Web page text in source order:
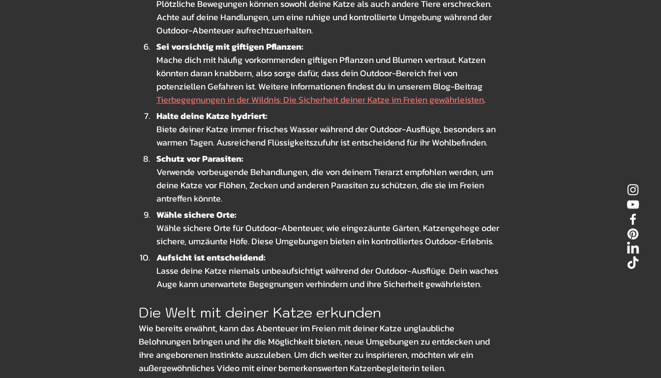
Plötzliche Bewegungen können sowohl deine Katze als auch andere Tiere erschrecken.
Achte auf deine Handlungen, um eine ruhige und kontrollierte Umgebung während der
Outdoor-Abenteuer aufrechtzuerhalten.
Sei vorsichtig mit giftigen Pflanzen:
Mache dich mit häufig vorkommenden giftigen Pflanzen und Blumen vertraut. Katzen
könnten daran knabbern, also sorge dafür, dass dein Outdoor-Bereich frei von
potenziellen Gefahren ist. Weitere Informationen findest du in unserem Blog-Beitrag
Tierbegegnungen in der Wildnis: Die Sicherheit deiner Katze im Freien gewährleisten.
Halte deine Katze hydriert:
Biete deiner Katze immer frisches Wasser während der Outdoor-Ausflüge, besonders an
warmen Tagen. Ausreichend Flüssigkeitszufuhr ist entscheidend für ihr Wohlbefinden.
Schutz vor Parasiten:
Verwende vorbeugende Behandlungen, die von deinem Tierarzt empfohlen werden, um
deine Katze vor Flöhen, Zecken und anderen Parasiten zu schützen, die sie im Freien
antreffen könnte.
Wähle sichere Orte:
Wähle sichere Orte für Outdoor-Abenteuer, wie eingezäunte Gärten, Katzengehege oder
sichere, umzäunte Höfe. Diese Umgebungen bieten ein kontrolliertes Outdoor-Erlebnis.
Aufsicht ist entscheidend:
Lasse deine Katze niemals unbeaufsichtigt während der Outdoor-Ausflüge. Dein waches
Auge kann unerwartete Begegnungen verhindern und ihre Sicherheit gewährleisten.
Die Welt mit deiner Katze erkunden
Wie bereits erwähnt, kann das Abenteuer im Freien mit deiner Katze unglaubliche
Belohnungen bringen und ihr die Möglichkeit bieten, neue Umgebungen zu entdecken und
ihre angeborenen Instinkte auszuleben. Um dich weiter zu inspirieren, möchten wir ein
außergewöhnliches Video mit einer bemerkenswerten Katzenbegleiterin teilen.